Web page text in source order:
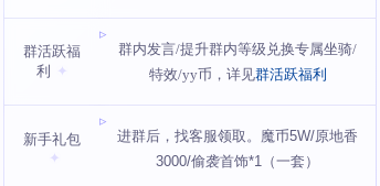
群活跃福
利
群内发言/提升群内等级兑换专属坐骑/
特效/yy币，详见群活跃福利
新手礼包
进群后，找客服领取。魔币5W/原地香
3000/偷袭首饰*1（一套）